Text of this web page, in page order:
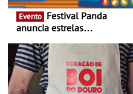
Evento
anuncia estrelas
- Entre Junho e Julho pelo
país